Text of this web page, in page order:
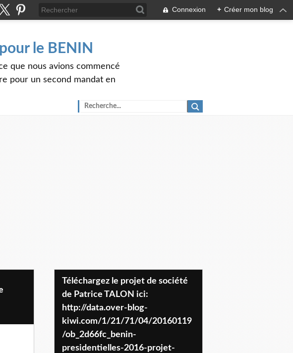
Connexion + Créer mon blog
le BENIN
que nous avions commencé
pour un second mandat en
Téléchargez le projet de société
de Patrice TALON ici:
http://data.over-blog-
kiwi.com/1/21/71/04/20160119
/ob_2d66fc_benin-
presidentielles-2016-projet-